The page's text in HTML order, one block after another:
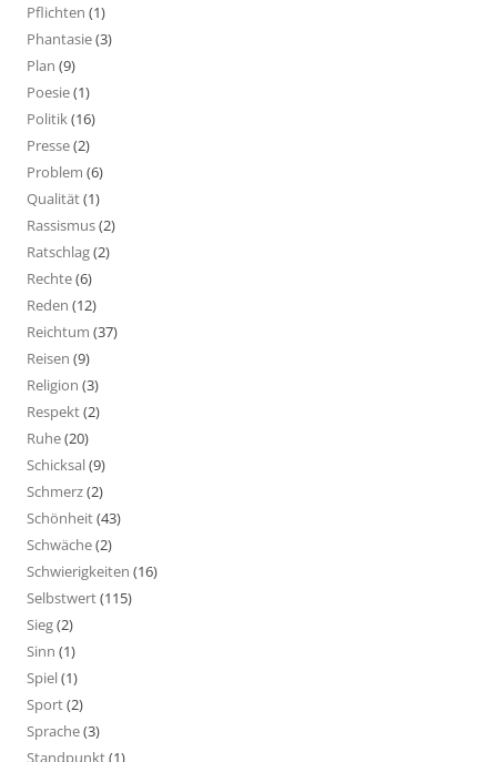
Pflichten (1)
Phantasie(3)
Plan (9)
Poesie(1)
Politik(16)
Presse(2)
Problem (6)
Qualität(1)
Rassismus(2)
Ratschlag(2)
Rechte(6)
Reden (12)
Reichtum (37)
Reisen (9)
Religion (3)
Respekt(2)
Ruhe(20)
Schicksal(9)
Schmerz(2)
Schönheit(43)
Schwäche(2)
Schwierigkeiten (16)
Selbstwert(115)
Sieg(2)
Sinn (1)
Spiel(1)
Sport(2)
Sprache(3)
Standpunkt(1)